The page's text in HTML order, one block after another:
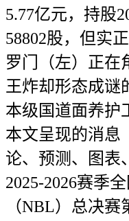
5.77亿元，持股
58802股，但实
罗门（左）正在
王炸却形态成谜
本级国道面养护
本文呈现的消息
论、预测、图表
2025-2026赛季
（NBL）总决